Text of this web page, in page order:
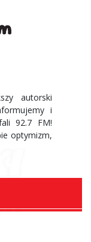
autorski
i
92.7 FM!
optymizm,